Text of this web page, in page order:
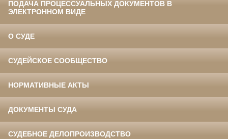
ПОДАЧА ПРОЦЕССУАЛЬНЫХ ДОКУМЕНТОВ В
ЭЛЕКТРОННОМ ВИДЕ
О СУДЕ
СУДЕЙСКОЕ СООБЩЕСТВО
НОРМАТИВНЫЕ АКТЫ
ДОКУМЕНТЫ СУДА
СУДЕБНОЕ ДЕЛОПРОИЗВОДСТВО